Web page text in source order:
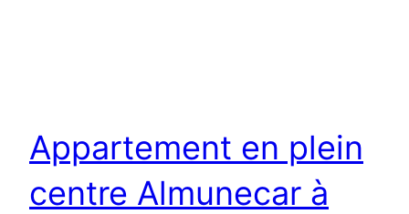
Appartement en plein
centre Almunecar à